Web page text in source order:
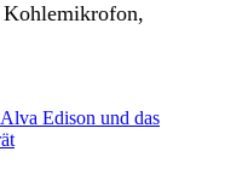
Kohlemikrofon,